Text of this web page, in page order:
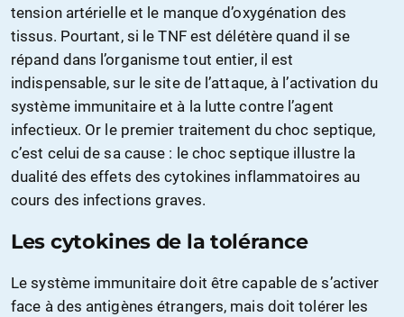
tension artérielle et le manque d’oxygénation des
tissus. Pourtant, si le TNF est délétère quand il se
répand dans l’organisme tout entier, il est
indispensable, sur le site de l’attaque, à l’activation du
système immunitaire et à la lutte contre l’agent
infectieux. Or le premier traitement du choc septique,
c’est celui de sa cause : le choc septique illustre la
dualité des effets des cytokines inflammatoires au
cours des infections graves.
Les cytokines de la tolérance
Le système immunitaire doit être capable de s’activer
face à des antigènes étrangers, mais doit tolérer les